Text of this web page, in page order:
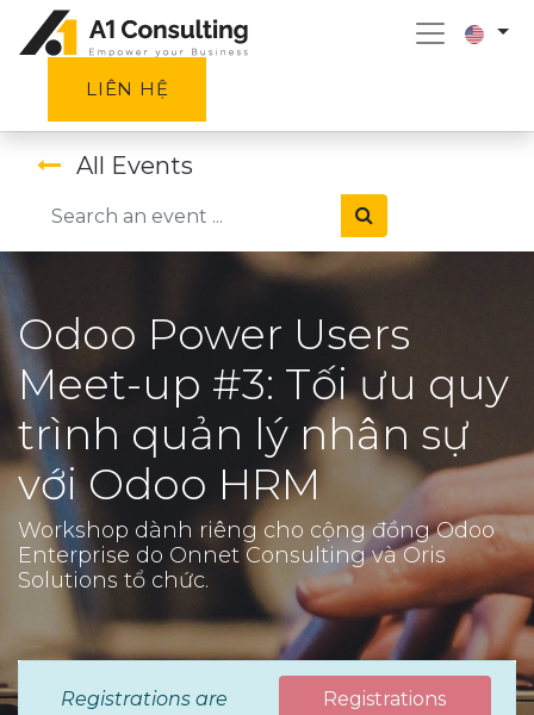
LIÊN HỆ
All Events
Odoo Power Users
Meet-up #3: Tối ưu quy
trình quản lý nhân sự
với Odoo HRM
Workshop dành riêng cho cộng đồng Odoo
Enterprise do Onnet Consulting và Oris
Solutions tổ chức.
Registrations are
Registrations